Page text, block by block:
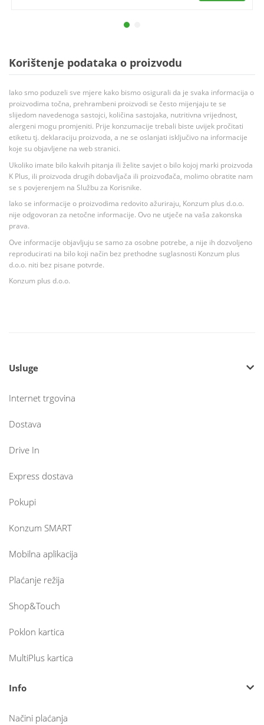
Korištenje podataka o proizvodu
Iako smo poduzeli sve mjere kako bismo osigurali da je svaka informacija o
proizvodima točna, prehrambeni proizvodi se često mijenjaju te se
slijedom navedenoga sastojci, količina sastojaka, nutritivna vrijednost,
alergeni mogu promjeniti. Prije konzumacije trebali biste uvijek pročitati
etiketu tj. deklaraciju proizvoda, a ne se oslanjati isključivo na informacije
koje su objavljene na web stranici.
Ukoliko imate bilo kakvih pitanja ili želite savjet o bilo kojoj marki proizvoda
K Plus, ili proizvoda drugih dobavljača ili proizvođača, molimo obratite nam
se s povjerenjem na Službu za Korisnike.
Iako se informacije o proizvodima redovito ažuriraju, Konzum plus d.o.o.
nije odgovoran za netočne informacije. Ovo ne utječe na vaša zakonska
prava.
Ove informacije objavljuju se samo za osobne potrebe, a nije ih dozvoljeno
reproducirati na bilo koji način bez prethodne suglasnosti Konzum plus
d.o.o. niti bez pisane potvrde.
Konzum plus d.o.o.
Usluge
Internet trgovina
Dostava
Drive In
Express dostava
Pokupi
Konzum SMART
Mobilna aplikacija
Plaćanje režija
Shop&Touch
Poklon kartica
MultiPlus kartica
Info
Načini plaćanja